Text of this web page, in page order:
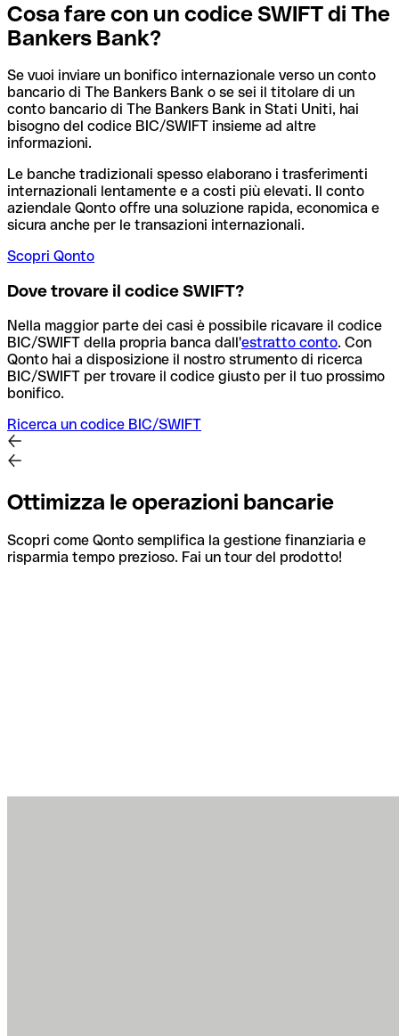
Cosa fare con un codice SWIFT di The
Bankers Bank?
Se vuoi inviare un bonifico internazionale verso un conto
bancario di The Bankers Bank o se sei il titolare di un
conto bancario di The Bankers Bank in Stati Uniti, hai
bisogno del codice BIC/SWIFT insieme ad altre
informazioni.
Le banche tradizionali spesso elaborano i trasferimenti
internazionali lentamente e a costi più elevati. Il conto
aziendale Qonto offre una soluzione rapida, economica e
sicura anche per le transazioni internazionali.
Scopri Qonto
Dove trovare il codice SWIFT?
Nella maggior parte dei casi è possibile ricavare il codice
BIC/SWIFT della propria banca dall'estratto conto. Con
Qonto hai a disposizione il nostro strumento di ricerca
BIC/SWIFT per trovare il codice giusto per il tuo prossimo
bonifico.
Ricerca un codice BIC/SWIFT
Ottimizza le operazioni bancarie
Scopri come Qonto semplifica la gestione finanziaria e
risparmia tempo prezioso. Fai un tour del prodotto!